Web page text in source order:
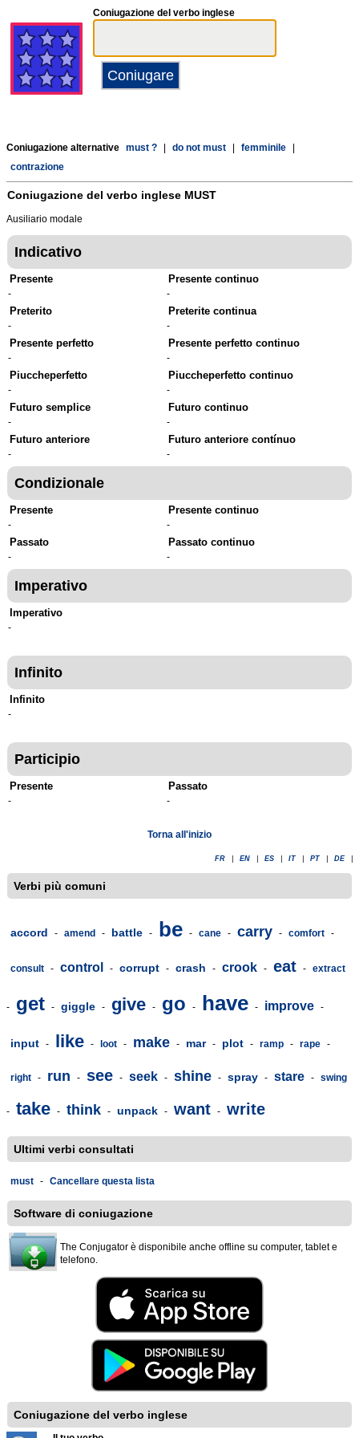
Coniugazione del verbo inglese
Coniugazione alternative must ? do not must femminile
contrazione
Coniugazione del verbo inglese MUST
Ausiliario modale
Indicativo
Presente
-
Presente continuo
-
Preterito
-
Preterite continua
-
Presente perfetto
-
Presente perfetto continuo
-
Piuccheperfetto
-
Piuccheperfetto continuo
-
Futuro semplice
-
Futuro continuo
-
Futuro anteriore
-
Futuro anteriore contínuo
-
Condizionale
Presente
-
Presente continuo
-
Passato
-
Passato continuo
-
Imperativo
Imperativo
-
Infinito
Infinito
-
Participio
Presente
-
Passato
-
Torna all'inizio
FR EN ES IT PT DE
Verbi più comuni
accord - amend - battle - be - cane - carry - comfort -
consult - control - corrupt - crash - crook - eat - extract
- get - giggle - give - go - have - improve -
input - like - loot - make - mar - plot - ramp - rape -
right - run - see - seek - shine - spray - stare - swing
- take - think - unpack - want - write
Ultimi verbi consultati
must - Cancellare questa lista
Software di coniugazione
The Conjugator è disponibile anche offline su computer, tablet e
telefono.
Coniugazione del verbo inglese